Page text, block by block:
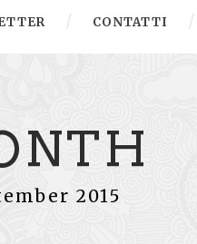
CONTATTI
2015